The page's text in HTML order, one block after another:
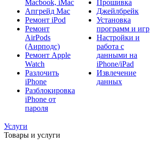
Macbook, iMac
Апгрейд Mac
Ремонт iPod
Ремонт
AirPods
(Аирподс)
Ремонт Apple
Watch
Разлочить
iPhone
Разблокировка
iPhone от
пароля
Прошивка
Джейлбрейк
Установка
программ и игр
Настройки и
работа с
данными на
iPhone/iPad
Извлечение
данных
Услуги
Товары и услуги